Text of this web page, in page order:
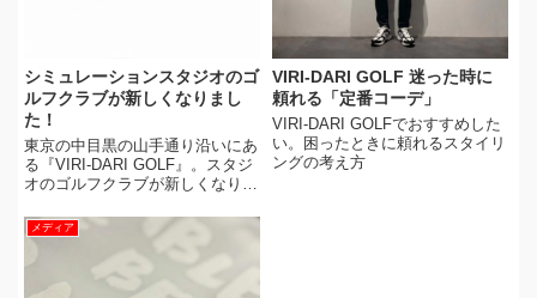
シミュレーションスタジオのゴ
ルフクラブが新しくなりまし
た！
東京の中目黒の山手通り沿いにあ
る『VIRI-DARI GOLF』。スタジ
オのゴルフクラブが新しくなりま
VIRI-DARI GOLF 迷った時に
頼れる「定番コーデ」
VIRI-DARI GOLFでおすすめした
い。困ったときに頼れるスタイリ
ングの考え方
メディア